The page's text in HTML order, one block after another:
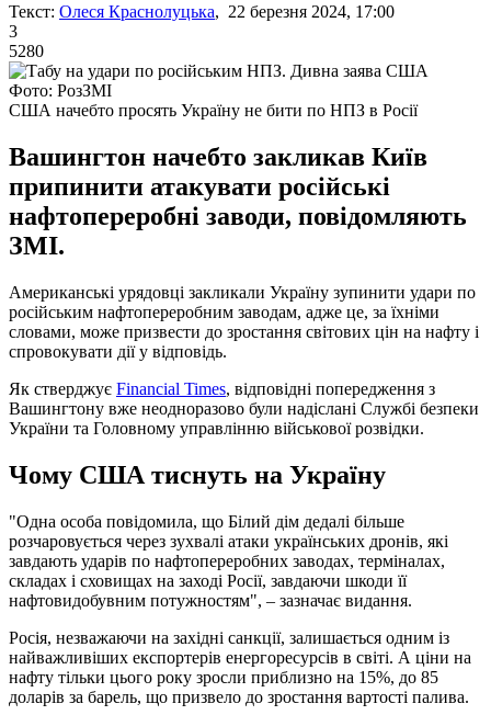
Текст: Олеся Краснолуцька, 22 березня 2024, 17:00
3
5280
Фото: РозЗМІ
США начебто просять Україну не бити по НПЗ в Росії
Вашингтон начебто закликав Київ
припинити атакувати російські
нафтопереробні заводи, повідомляють
ЗМІ.
Американські урядовці закликали Україну зупинити удари по
російським нафтопереробним заводам, адже це, за їхніми
словами, може призвести до зростання світових цін на нафту і
спровокувати дії у відповідь.
Як стверджує Financial Times, відповідні попередження з
Вашингтону вже неодноразово були надіслані Службі безпеки
України та Головному управлінню військової розвідки.
Чому США тиснуть на Україну
"Одна особа повідомила, що Білий дім дедалі більше
розчаровується через зухвалі атаки українських дронів, які
завдають ударів по нафтопереробних заводах, терміналах,
складах і сховищах на заході Росії, завдаючи шкоди її
нафтовидобувним потужностям", – зазначає видання.
Росія, незважаючи на західні санкції, залишається одним із
найважливіших експортерів енергоресурсів в світі. А ціни на
нафту тільки цього року зросли приблизно на 15%, до 85
доларів за барель, що призвело до зростання вартості палива.